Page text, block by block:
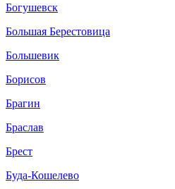
Богушевск
Большая Берестовица
Большевик
Борисов
Брагин
Браслав
Брест
Буда-Кошелево